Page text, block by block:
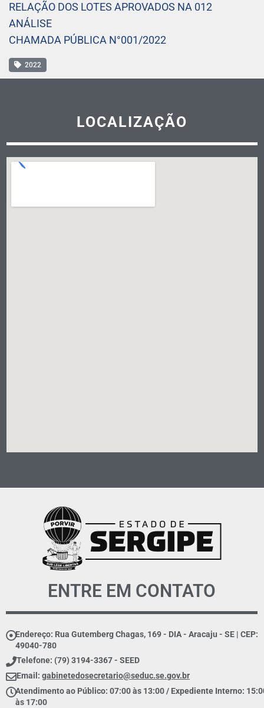
RELAÇÃO DOS LOTES APROVADOS NA 012
ANÁLISE
CHAMADA PÚBLICA N°001/2022
2022
LOCALIZAÇÃO
ENTRE EM CONTATO
Endereço: Rua Gutemberg Chagas, 169 - DIA - Aracaju - SE | CEP:
49040-780
Telefone: (79) 3194-3367 - SEED
Email: gabinetedosecretario@seduc.se.gov.br
Atendimento ao Público: 07:00 às 13:00 / Expediente Interno:
às 17:00